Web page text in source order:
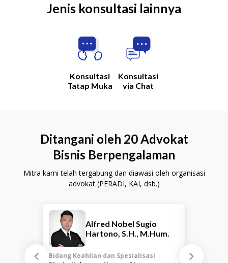
Jenis konsultasi lainnya
Konsultasi
Tatap Muka
Konsultasi
via Chat
Ditangani oleh 20 Advokat
Bisnis Berpengalaman
Mitra kami telah tergabung dan diawasi oleh organisasi
advokat (PERADI, KAI, dsb.)
Alfred Nobel Sugio
Hartono, S.H., M.Hum.
Bidang Keahlian dan Spesialisasi
Bidang